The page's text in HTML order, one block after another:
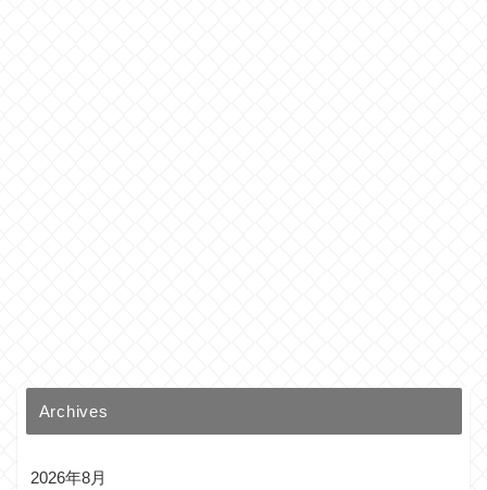
Archives
2026年8月